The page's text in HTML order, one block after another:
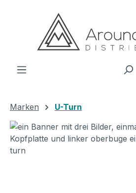
Zum Hauptinhalt springen
Marken U-Turn